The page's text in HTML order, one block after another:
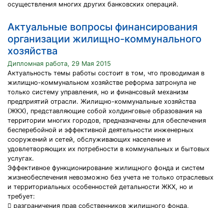
осуществления многих других банковских операций.
Актуальные вопросы финансирования
организации жилищно-коммунального
хозяйства
Дипломная работа, 29 Мая 2015
Актуальность темы работы состоит в том, что проводимая в
жилищно-коммунальном хозяйстве реформа затронула не
только систему управления, но и финансовый механизм
предприятий отрасли. Жилищно-коммунальные хозяйства
(ЖКХ), представляющие собой холдинговые образования на
территории многих городов, предназначены для обеспечения
бесперебойной и эффективной деятельности инженерных
сооружений и сетей, обслуживающих население и
удовлетворяющих их потребности в коммунальных и бытовых
услугах.
Эффективное функционирование жилищного фонда и систем
жизнеобеспечения невозможно без учета не только отраслевых
и территориальных особенностей детальности ЖКХ, но и
требует:
 разграничения прав собственников жилищного фонда,